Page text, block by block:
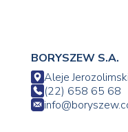
BORYSZEW S.A.
Aleje
(22) 658 65 68